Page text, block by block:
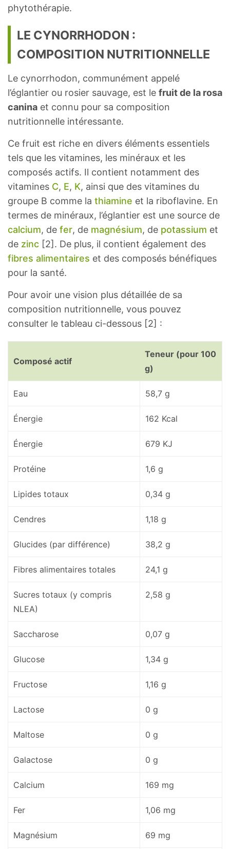
phytothérapie.
LE CYNORRHODON :
COMPOSITION NUTRITIONNELLE
Le cynorrhodon, communément appelé
l’églantier ou rosier sauvage, est le fruit de la rosa
canina et connu pour sa composition
nutritionnelle intéressante.
Ce fruit est riche en divers éléments essentiels
tels que les vitamines, les minéraux et les
composés actifs. Il contient notamment des
vitamines C, E, K, ainsi que des vitamines du
groupe B comme la thiamine et la riboflavine. En
termes de minéraux, l’églantier est une source de
calcium, de fer, de magnésium, de potassium et
de zinc [2]. De plus, il contient également des
fibres alimentaires et des composés bénéfiques
pour la santé.
Pour avoir une vision plus détaillée de sa
composition nutritionnelle, vous pouvez
consulter le tableau ci-dessous [2] :
Composé actif
Teneur (pour 100
g)
Eau 58,7 g
Énergie 162 Kcal
Énergie 679 KJ
Protéine 1,6 g
Lipides totaux 0,34 g
Cendres 1,18 g
Glucides (par différence) 38,2 g
Fibres alimentaires totales 24,1 g
Sucres totaux (y compris
NLEA)
2,58 g
Saccharose 0,07 g
Glucose 1,34 g
Fructose 1,16 g
Lactose 0 g
Maltose 0 g
Galactose 0 g
Calcium 169 mg
Fer 1,06 mg
Magnésium 69 mg